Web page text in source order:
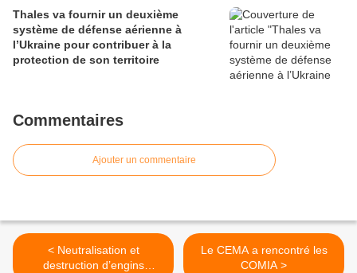
Thales va fournir un deuxième
système de défense aérienne à
l’Ukraine pour contribuer à la
protection de son territoire
Commentaires
Ajouter un commentaire
< Neutralisation et
destruction d’engins
Le CEMA a rencontré les
COMIA >